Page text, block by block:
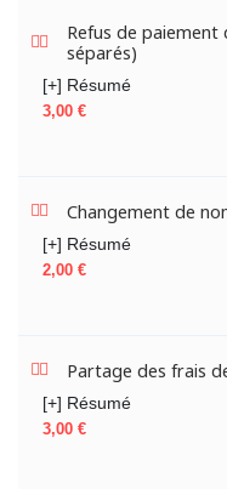
Refus de
séparés)
[+] Résumé
Prix
3,00 €
Changement de
[+] Résumé
Prix
2,00 €
Partage des frais
[+] Résumé
Prix
3,00 €